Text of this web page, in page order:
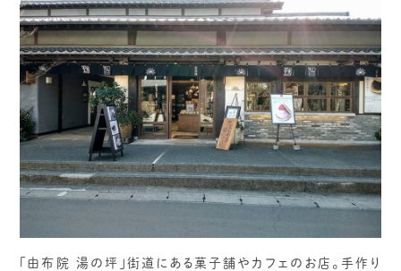
「由布院 湯の坪」街道にある菓子舗やカフェのお店。手作り